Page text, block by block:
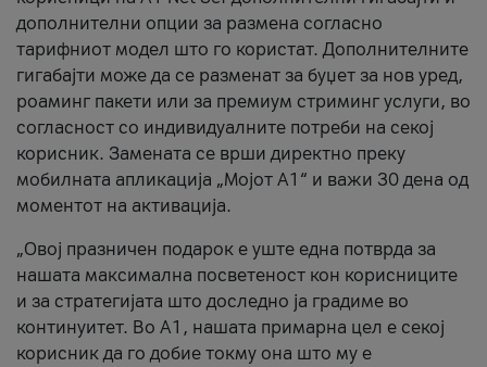
дополнителни опции за размена согласно
тарифниот модел што го користат. Дополнителните
гигабајти може да се разменат за буџет за нов уред,
роаминг пакети или за премиум стриминг услуги, во
согласност со индивидуалните потреби на секој
корисник. Замената се врши директно преку
мобилната апликација „Мојот А1“ и важи 30 дена од
моментот на активација.
„Овој празничен подарок е уште една потврда за
нашата максимална посветеност кон корисниците
и за стратегијата што доследно ја градиме во
континуитет. Во А1, нашата примарна цел е секој
корисник да го добие токму она што му е